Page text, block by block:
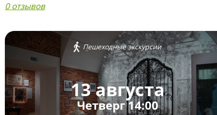
0 отзывов
Пешеходные экскурсии
13 августа
Четверг 14:00